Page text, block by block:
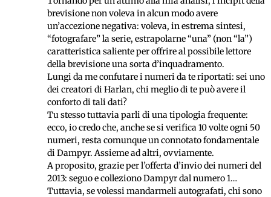
brevisione non voleva in alcun modo avere
un’accezione negativa: voleva, in estrema sintesi,
“fotografare” la serie, estrapolarne “una” (non “la”)
caratteristica saliente per offrire al possibile lettore
della brevisione una sorta d’inquadramento.
Lungi da me confutare i numeri da te riportati: sei uno
dei creatori di Harlan, chi meglio di te può avere il
conforto di tali dati?
Tu stesso tuttavia parli di una tipologia frequente:
ecco, io credo che, anche se si verifica 10 volte ogni 50
numeri, resta comunque un connotato fondamentale
di Dampyr. Assieme ad altri, ovviamente.
A proposito, grazie per l’offerta d’invio dei numeri del
2013: seguo e colleziono Dampyr dal numero 1…
Tuttavia, se volessi mandarmeli autografati, chi sono